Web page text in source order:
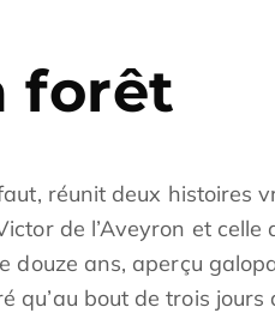
forêt
réunit deux histoires
de l’Aveyron et celle
douze ans, aperçu
qu’au bout de trois jours